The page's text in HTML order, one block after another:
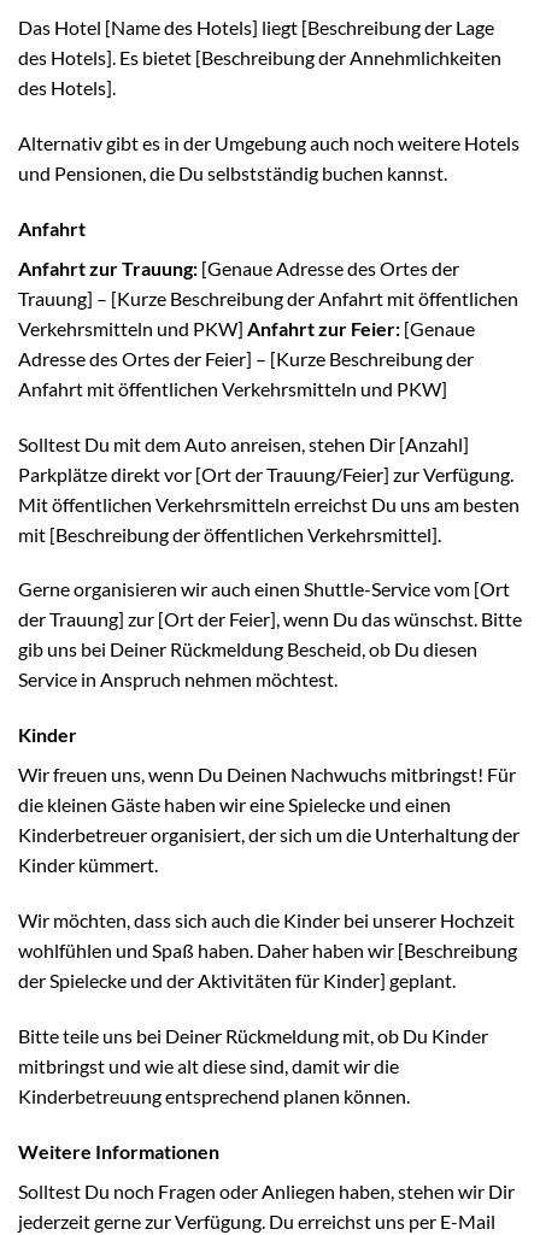
Das Hotel [Name des Hotels] liegt [Beschreibung der Lage
des Hotels]. Es bietet [Beschreibung der Annehmlichkeiten
des Hotels].
Alternativ gibt es in der Umgebung auch noch weitere Hotels
und Pensionen, die Du selbstständig buchen kannst.
Anfahrt
Anfahrt zur Trauung: [Genaue Adresse des Ortes der
Trauung] – [Kurze Beschreibung der Anfahrt mit öffentlichen
Verkehrsmitteln und PKW] Anfahrt zur Feier: [Genaue
Adresse des Ortes der Feier] – [Kurze Beschreibung der
Anfahrt mit öffentlichen Verkehrsmitteln und PKW]
Solltest Du mit dem Auto anreisen, stehen Dir [Anzahl]
Parkplätze direkt vor [Ort der Trauung/Feier] zur Verfügung.
Mit öffentlichen Verkehrsmitteln erreichst Du uns am besten
mit [Beschreibung der öffentlichen Verkehrsmittel].
Gerne organisieren wir auch einen Shuttle-Service vom [Ort
der Trauung] zur [Ort der Feier], wenn Du das wünschst. Bitte
gib uns bei Deiner Rückmeldung Bescheid, ob Du diesen
Service in Anspruch nehmen möchtest.
Kinder
Wir freuen uns, wenn Du Deinen Nachwuchs mitbringst! Für
die kleinen Gäste haben wir eine Spielecke und einen
Kinderbetreuer organisiert, der sich um die Unterhaltung der
Kinder kümmert.
Wir möchten, dass sich auch die Kinder bei unserer Hochzeit
wohlfühlen und Spaß haben. Daher haben wir [Beschreibung
der Spielecke und der Aktivitäten für Kinder] geplant.
Bitte teile uns bei Deiner Rückmeldung mit, ob Du Kinder
mitbringst und wie alt diese sind, damit wir die
Kinderbetreuung entsprechend planen können.
Weitere Informationen
Solltest Du noch Fragen oder Anliegen haben, stehen wir Dir
jederzeit gerne zur Verfügung. Du erreichst uns per E-Mail